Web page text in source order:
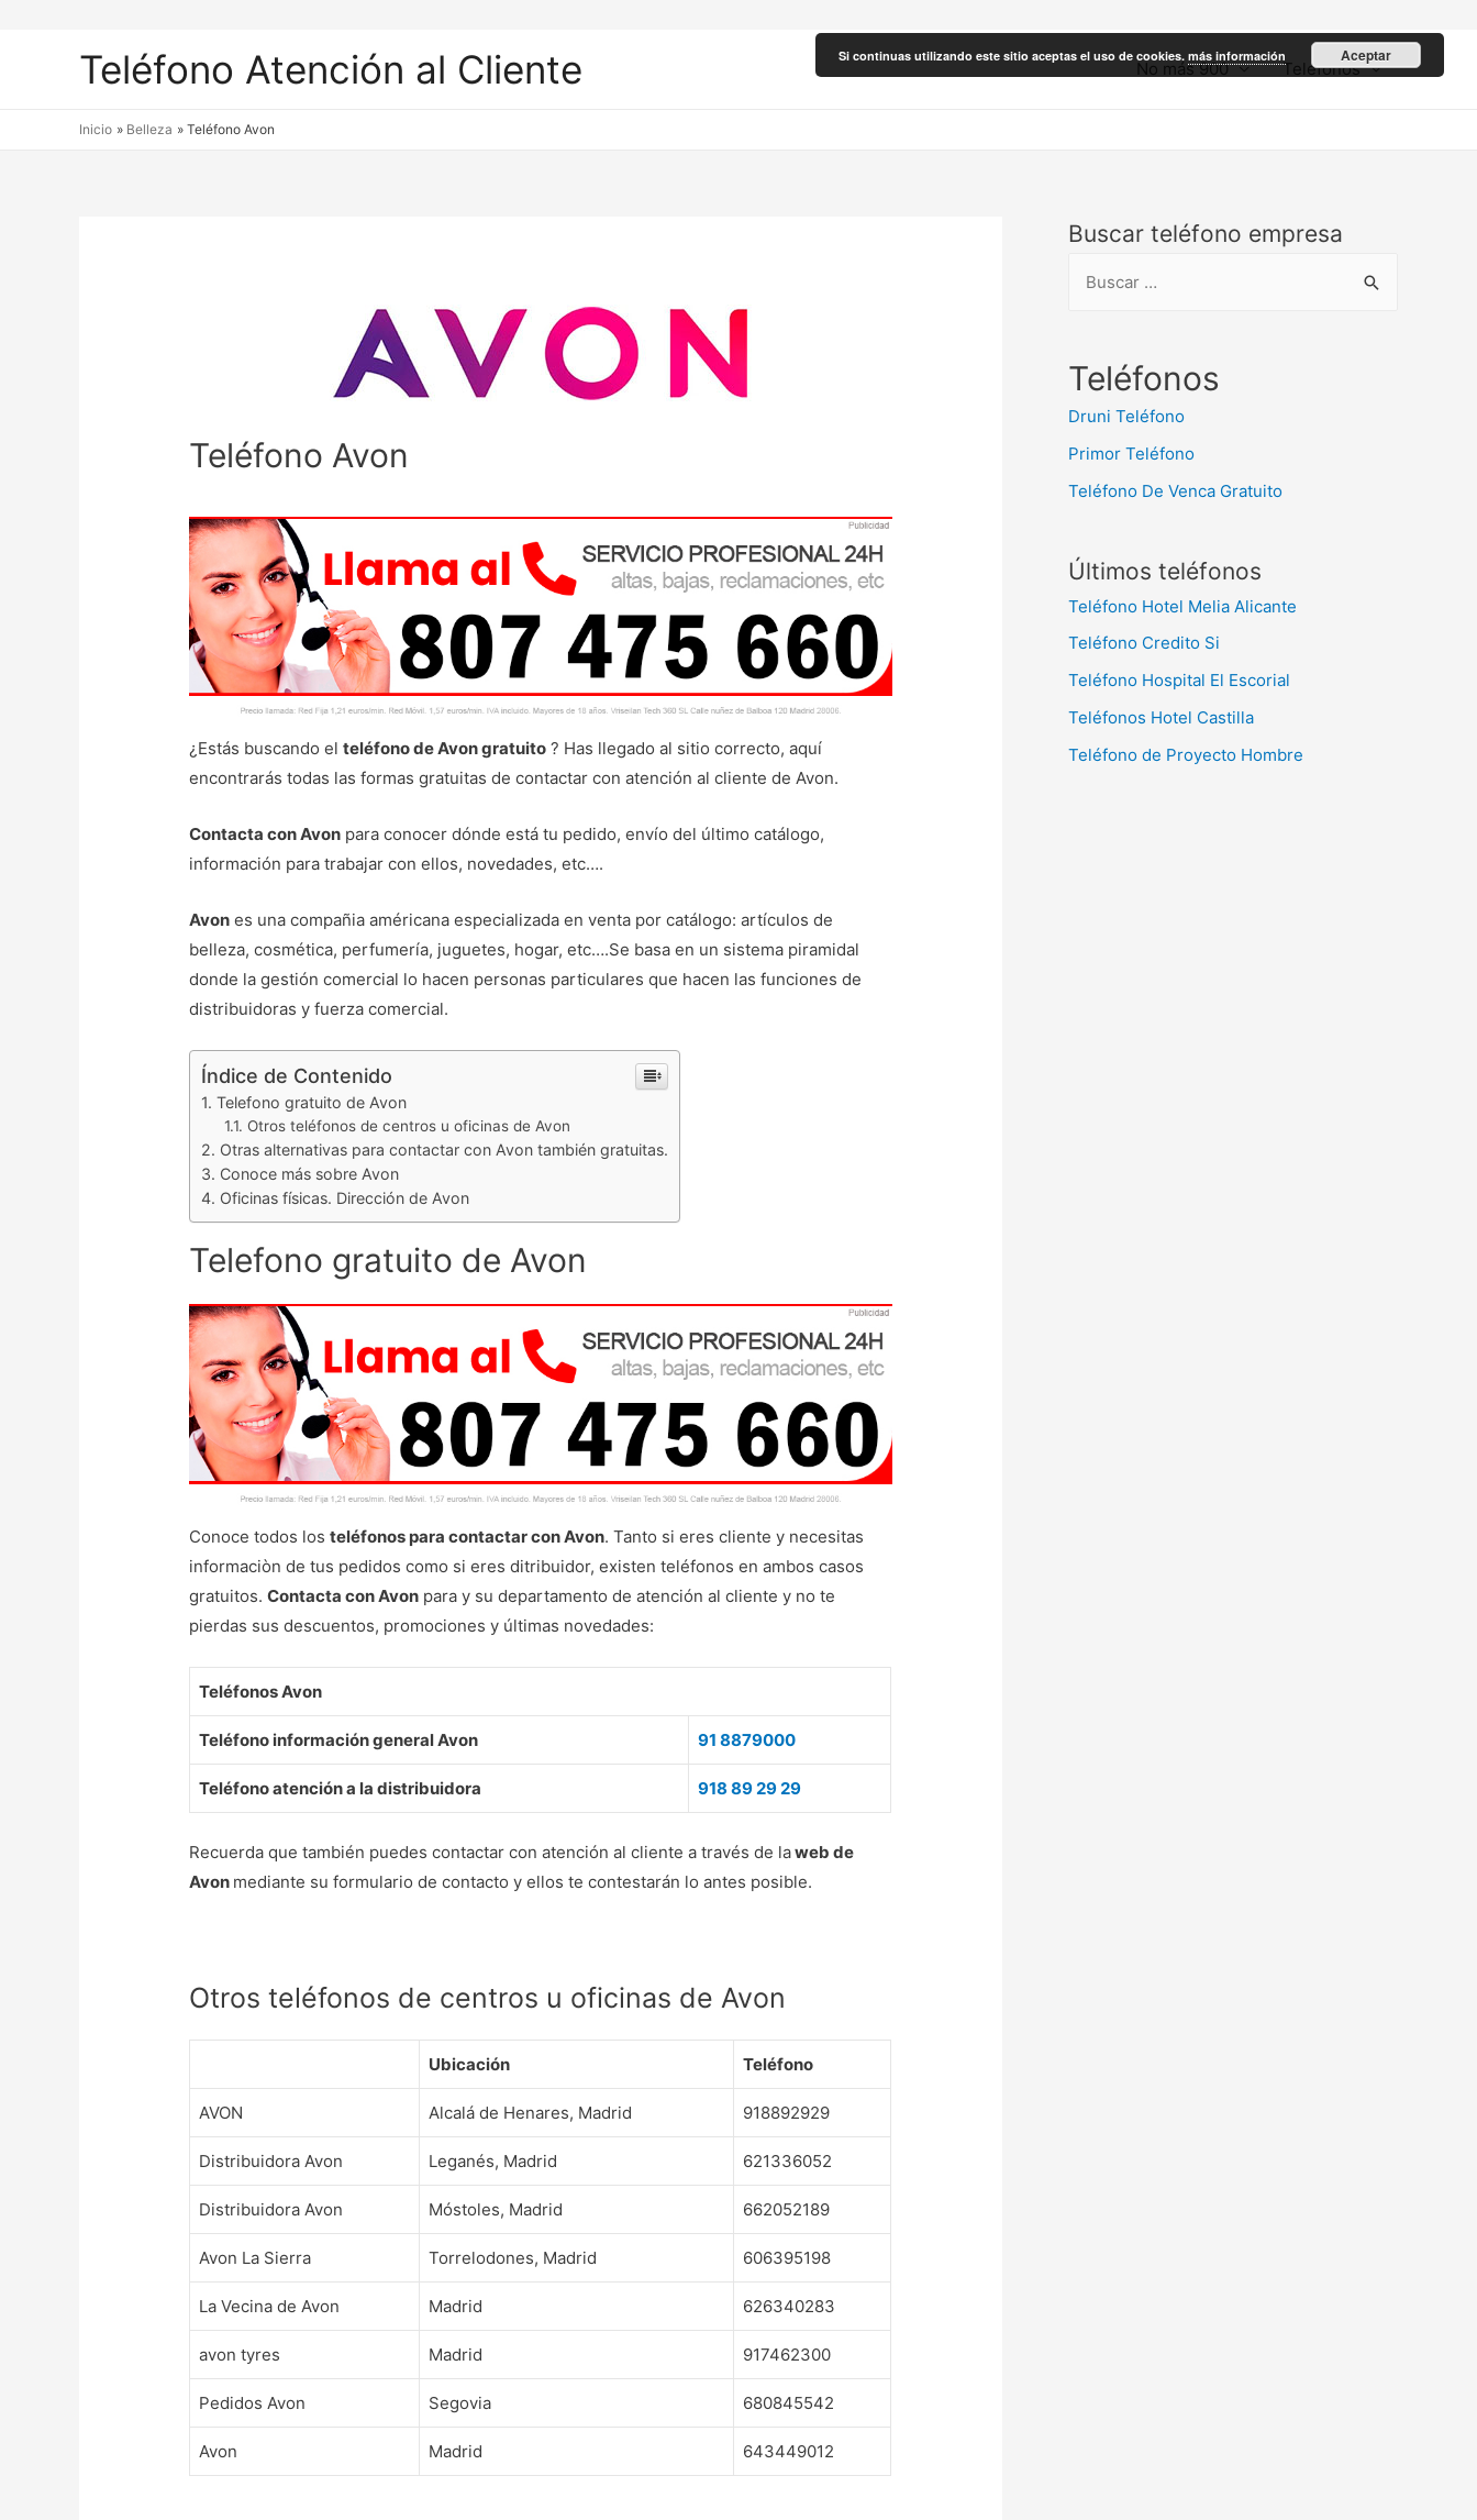
Teléfono Atención al Cliente No más 900 Teléfonos
Inicio Belleza Teléfono Avon
Teléfono Avon
¿Estás buscando elteléfono de Avon gratuito ? Has llegado al sitio correcto, aquí
encontrarás todas las formas gratuitas de contactar con atención al cliente de Avon.
Contacta con Avon para conocer dónde está tu pedido, envío del último catálogo,
información para trabajar con ellos, novedades, etc….
Avon es una compañia américana especializada en venta por catálogo: artículos de
belleza, cosmética, perfumería, juguetes, hogar, etc….Se basa en un sistema piramidal
donde la gestión comercial lo hacen personas particulares que hacen las funciones de
distribuidoras y fuerza comercial.
Índice de Contenido
Telefono gratuito de Avon
Otros teléfonos de centros u oficinas de Avon
Otras alternativas para contactar con Avon también gratuitas.
Conoce más sobre Avon
Oficinas físicas. Dirección de Avon
Telefono gratuito de Avon
Conoce todos losteléfonos para contactar con Avon. Tanto si eres cliente y necesitas
informaciòn de tus pedidos como si eres ditribuidor, existen teléfonos en ambos casos
gratuitos.Contacta con Avon para y su departamento de atención al cliente y no te
pierdas sus descuentos, promociones y últimas novedades:
Teléfonos Avon
Teléfono información general Avon 91 8879000
Teléfono atención a la distribuidora 918 89 29 29
Recuerda que también puedes contactar con atención al cliente a través de laweb de
Avon mediante su formulario de contacto y ellos te contestarán lo antes posible.
Otros teléfonos de centros u oficinas de Avon
Ubicación Teléfono
AVON Alcalá de Henares, Madrid 918892929
Distribuidora Avon Leganés, Madrid 621336052
Distribuidora Avon Móstoles, Madrid 662052189
Avon La Sierra Torrelodones, Madrid 606395198
La Vecina de Avon Madrid 626340283
avon tyres Madrid 917462300
Pedidos Avon Segovia 680845542
Avon Madrid 643449012
Buscar teléfono empresa
c
:
Teléfonos
Druni Teléfono
Primor Teléfono
Teléfono De Venca Gratuito
Últimos teléfonos
Teléfono Hotel Melia Alicante
Teléfono Credito Si
Teléfono Hospital El Escorial
Teléfonos Hotel Castilla
Teléfono de Proyecto Hombre
Si continuas utilizando este sitio aceptas el uso de cookies. más información Aceptar